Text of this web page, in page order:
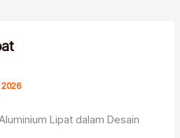
Lipat dalam Desain